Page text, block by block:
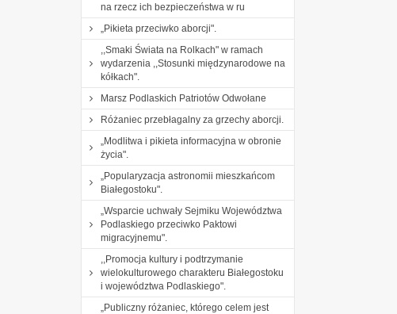
na rzecz ich bezpieczeństwa w ru
„Pikieta przeciwko aborcji".
,,Smaki Świata na Rolkach" w ramach
wydarzenia ,,Stosunki międzynarodowe na
kółkach".
Marsz Podlaskich Patriotów Odwołane
Różaniec przebłagalny za grzechy aborcji.
„Modlitwa i pikieta informacyjna w obronie
życia".
„Popularyzacja astronomii mieszkańcom
Białegostoku".
„Wsparcie uchwały Sejmiku Województwa
Podlaskiego przeciwko Paktowi
migracyjnemu".
,,Promocja kultury i podtrzymanie
wielokulturowego charakteru Białegostoku
i województwa Podlaskiego".
„Publiczny różaniec, którego celem jest